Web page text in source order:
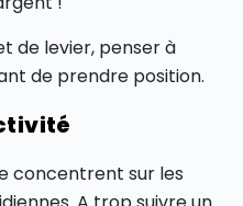
de levier, penser à
de prendre position.
concentrent sur les